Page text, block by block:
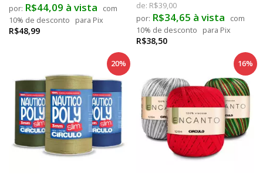
R$48,99
R$44,09 à vista
com
10% de desconto
para Pix
de: R$39,00
R$38,50
R$34,65 à vista
com
10% de desconto
para Pix
20% 16%